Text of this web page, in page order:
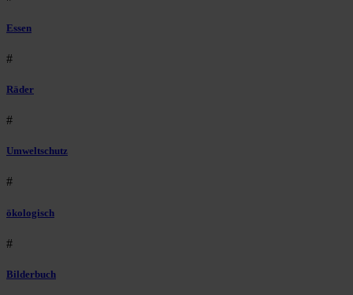
Essen
#
Räder
#
Umweltschutz
#
ökologisch
#
Bilderbuch